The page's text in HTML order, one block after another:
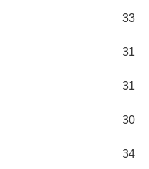
33
31
31
30
34